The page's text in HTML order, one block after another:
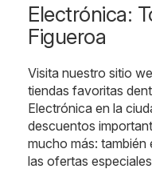
Electrónica:
Figueroa
Visita nuestro sitio
tiendas favoritas
Electrónica en la
descuentos
mucho más: también
las ofertas